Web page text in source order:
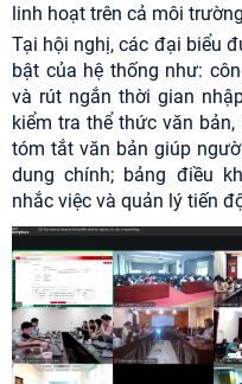
linh hoạt trên cả môi
Tại hội nghị, các đại biểu
bật của hệ thống như:
và rút ngắn thời gian
kiểm tra thể thức văn
tóm tắt văn bản giúp
dung chính; bảng điều
nhắc việc và quản lý tiến